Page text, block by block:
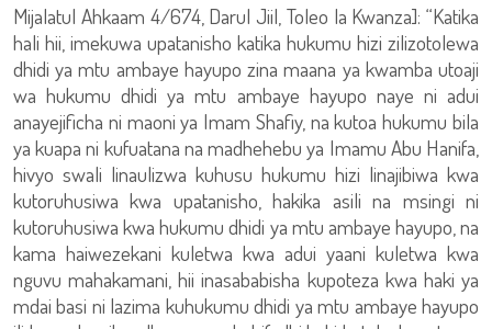
Mijalatul Ahkaam 4/674, Darul Jiil, Toleo la Kwanza]: “Katika
hali hii, imekuwa upatanisho katika hukumu hizi zilizotolewa
dhidi ya mtu ambaye hayupo zina maana ya kwamba utoaji
wa hukumu dhidi ya mtu ambaye hayupo naye ni adui
anayejificha ni maoni ya Imam Shafiy, na kutoa hukumu bila
ya kuapa ni kufuatana na madhehebu ya Imamu Abu Hanifa,
hivyo swali linaulizwa kuhusu hukumu hizi linajibiwa kwa
kutoruhusiwa kwa upatanisho, hakika asili na msingi ni
kutoruhusiwa kwa hukumu dhidi ya mtu ambaye hayupo, na
kama haiwezekani kuletwa kwa adui yaani kuletwa kwa
nguvu mahakamani, hii inasababisha kupoteza kwa haki ya
mdai basi ni lazima kuhukumu dhidi ya mtu ambaye hayupo